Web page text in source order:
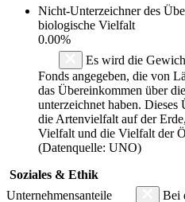
Nicht-Unterzeichner des
biologische Vielfalt
0.00%
Es wird die
Fonds angegeben, die von
das Übereinkommen über
unterzeichnet haben.
die Artenvielfalt auf der
Vielfalt und die Vielfalt der
(Datenquelle: UNO)
Soziales & Ethik
Unternehmensanteile
Bei